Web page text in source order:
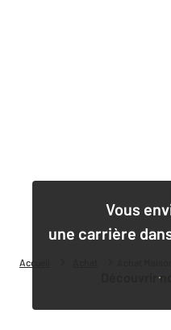
Accueil
Vous
une carrière
Découvrir